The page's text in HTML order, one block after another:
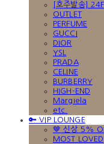
[호주발송]
OUTLET
PERFUME
GUCCI
DIOR
YSL
PRADA
CELINE
BURBERRY
HIGH-END
Margiela
etc.
🔑 VIP LOUNGE
🤎 신상 5%
MOST LOVED